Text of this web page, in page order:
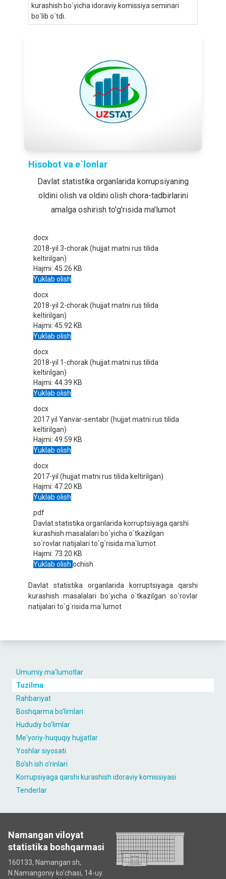
Umumiy ma'lumotlar
Tuzilma
Rahbariyat
Boshqarma bo'limlari
Hududiy bo'limlar
Me'yoriy-huquqiy hujjatlar
Yoshlar siyosati
Bo'sh ish o'rinlari
Korrupsiyaga qarshi kurashish idoraviy komissiyasi
Tenderlar
kurashish bo`yicha idoraviy komissiya seminari
bo`lib o`tdi.
Hisobot va e`lonlar
Davlat statistika organlarida korrupsiyaning
oldini olish va oldini olish chora-tadbirlarini
amalga oshirish to'g'risida ma'lumot
docx
2018-yil 3-chorak (hujjat matni rus tilida
keltirilgan)
Hajmi: 45.26 KB
Yuklab olish
docx
2018-yil 2-chorak (hujjat matni rus tilida
keltirilgan)
Hajmi: 45.92 KB
Yuklab olish
docx
2018-yil 1-chorak (hujjat matni rus tilida
keltirilgan)
Hajmi: 44.39 KB
Yuklab olish
docx
2017 yil Yanvar-sentabr (hujjat matni rus tilida
keltirilgan)
Hajmi: 49.59 KB
Yuklab olish
docx
2017-yil (hujjat matni rus tilida keltirilgan)
Hajmi: 47.20 KB
Yuklab olish
pdf
Davlat statistika organlarida korruptsiyaga qarshi
kurashish masalalari bo`yicha o`tkazilgan
so`rovlar natijalari to`g`risida ma`lumot
Hajmi: 73.20 KB
Yuklab olish ochish
Davlat statistika organlarida korruptsiyaga qarshi
kurashish masalalari bo`yicha o`tkazilgan so`rovlar
natijalari to`g`risida ma`lumot
Namangan viloyat
statistika boshqarmasi
160133, Namangan sh,
N.Namangoniy ko'chasi, 14-uy.